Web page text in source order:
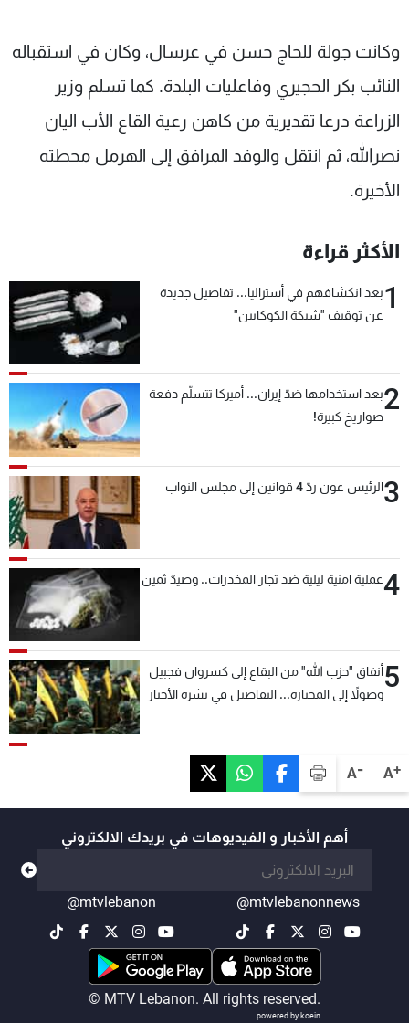
A+
A-
وكانت جولة للحاج حسن في عرسال، وكان في استقباله
النائب بكر الحجيري وفاعليات البلدة. كما تسلم وزير
الزراعة درعا تقديرية من كاهن رعية القاع الأب اليان
نصرالله، ثم انتقل والوفد المرافق إلى الهرمل محطته
الأخيرة.
الأكثر قراءة
1بعد انكشافهم في أستراليا... تفاصيل جديدة
عن توقيف "شبكة الكوكايين"
2بعد استخدامها ضدّ إيران... أميركا تتسلّم دفعة
صواريخ كبيرة!
3الرئيس عون ردّ 4 قوانين إلى مجلس النواب
4عملية امنية ليلية ضد تجار المخدرات.. وصيدٌ ثمين
5أنفاق "حزب الله" من البقاع إلى كسروان فجبيل
وصولاً إلى المختارة... التفاصيل في نشرة الأخبار
أهم الأخبار و الفيديوهات في بريدك الالكتروني
@mtvlebanonnews
@mtvlebanon
© MTV Lebanon. All rights reserved.
powered by koein